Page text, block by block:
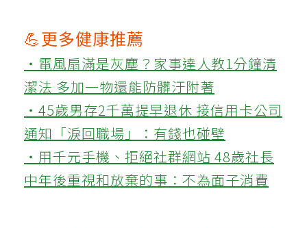
💪更多健康推薦
‧電風扇滿是灰塵？家事達人教1分鐘清
潔法 多加一物還能防髒汙附著
‧45歲男存2千萬提早退休 接信用卡公司
通知「淚回職場」：有錢也碰壁
‧用千元手機、拒絕社群網站 48歲社長
中年後重視和放棄的事：不為面子消費